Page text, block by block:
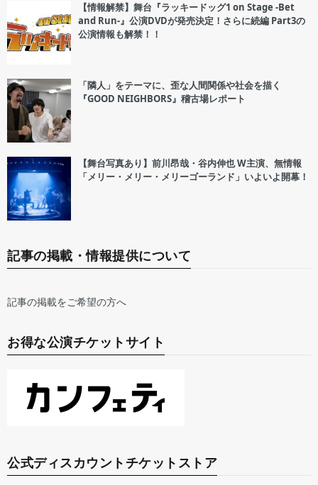
【情報解禁】舞台『ラッキードッグ1 on Stage -Bet
and Run-』公演DVDが発売決定！さらに続編 Part3の
公演情報も解禁！！
「隣人」をテーマに、歪な人間関係や社会を描く
『GOOD NEIGHBORS』稽古場レポート
【舞台写真あり】前川昂哉・谷内伸也 W主演、無情報
「メリー・メリー・メリーゴーランド」いよいよ開幕！
記事の掲載・情報提供について
記事の掲載をご希望の方へ
お得な公演チケットサイト
公式ディスカウントチケットストア